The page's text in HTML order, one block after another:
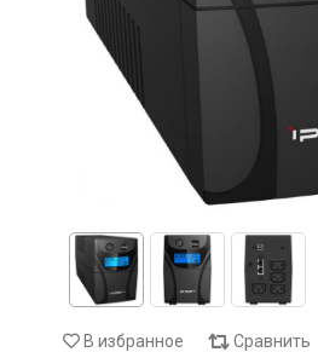
В избранное Сравнить